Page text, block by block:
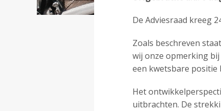
De Adviesraad kreeg
Zoals beschreven
wij onze opmerking
een kwetsbare positie
Het
uitbrachten. De